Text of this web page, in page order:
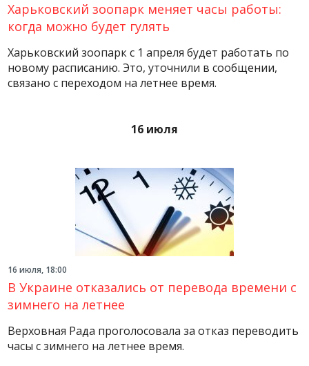
Харьковский зоопарк меняет часы работы:
когда можно будет гулять
Харьковский зоопарк с 1 апреля будет работать по
новому расписанию. Это, уточнили в сообщении,
связано с переходом на летнее время.
16 июля
16 июля, 18:00
В Украине отказались от перевода времени с
зимнего на летнее
Верховная Рада проголосовала за отказ переводить
часы с зимнего на летнее время.